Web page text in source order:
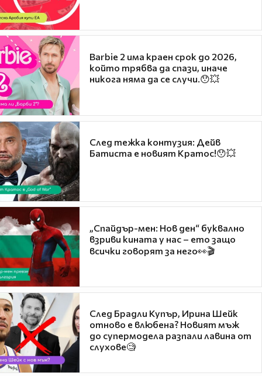
Barbie 2 има краен срок до 2026,
който трябва да спази, иначе
никога няма да се случи.😯💥
След тежка контузия: Дейв
Батиста е новият Кратос!😯💥
„Спайдър-мен: Нов ден“ буквално
взриви кината у нас – ето защо
всички говорят за него👀🎬
След Брадли Купър, Ирина Шейк
отново е влюбена? Новият мъж
до супермодела разпали лавина от
слухове🧐